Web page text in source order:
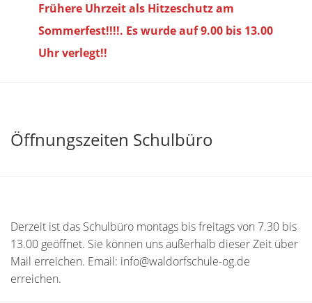
Frühere Uhrzeit als Hitzeschutz am
Sommerfest!!!!. Es wurde auf 9.00 bis 13.00
Uhr verlegt!!
Öffnungszeiten Schulbüro
Derzeit ist das Schulbüro montags bis freitags von 7.30 bis
13.00 geöffnet. Sie können uns außerhalb dieser Zeit über
Mail erreichen. Email: info@waldorfschule-og.de
erreichen.